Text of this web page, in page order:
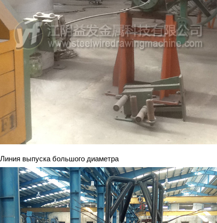
Линия выпуска большого диаметра